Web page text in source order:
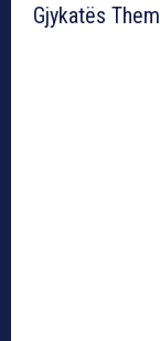
Gjykatës